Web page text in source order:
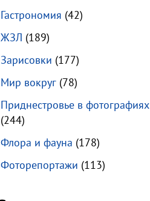
Гастрономия (42)
ЖЗЛ (189)
Зарисовки (177)
Мир вокруг(78)
Приднестровье в фотографиях
(244)
Флора и фауна (178)
Фоторепортажи (113)